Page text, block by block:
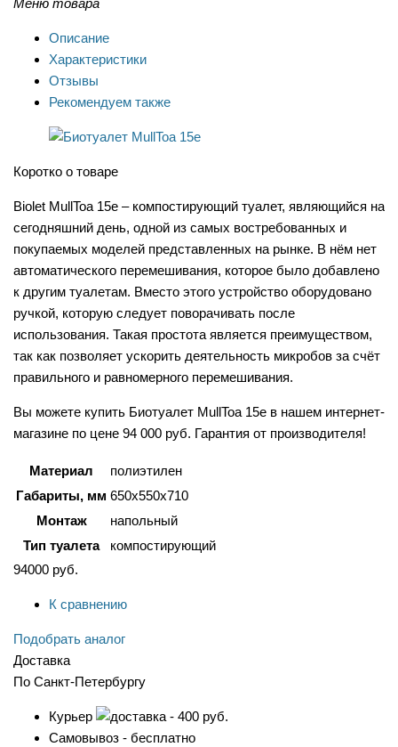
Меню товара
Описание
Характеристики
Отзывы
Рекомендуем также
Коротко о товаре
Biolet MullToa 15e – компостирующий туалет, являющийся на
сегодняшний день, одной из самых востребованных и
покупаемых моделей представленных на рынке. В нём нет
автоматического перемешивания, которое было добавлено
к другим туалетам. Вместо этого устройство оборудовано
ручкой, которую следует поворачивать после
использования. Такая простота является преимуществом,
так как позволяет ускорить деятельность микробов за счёт
правильного и равномерного перемешивания.
Вы можете купить Биотуалет MullToa 15e в нашем интернет-
магазине по цене 94 000 руб. Гарантия от производителя!
Материал
полиэтилен
Габариты, мм 650х550х710
Монтаж
напольный
Тип туалета
компостирующий
94000 руб.
К сравнению
Подобрать аналог
Доставка
По Санкт-Петербургу
Курьер
- 400 руб.
Самовывоз - бесплатно